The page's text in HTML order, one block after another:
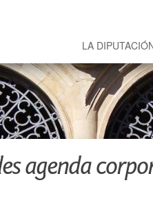
LA
agenda